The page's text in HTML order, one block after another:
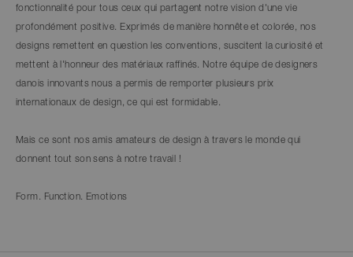
fonctionnalité pour tous ceux qui partagent notre vision d'une vie
profondément positive. Exprimés de manière honnête et colorée, nos
designs remettent en question les conventions, suscitent la curiosité et
mettent à l'honneur des matériaux raffinés. Notre équipe de designers
danois innovants nous a permis de remporter plusieurs prix
internationaux de design, ce qui est formidable.
Mais ce sont nos amis amateurs de design à travers le monde qui
donnent tout son sens à notre travail !
Form. Function. Emotions